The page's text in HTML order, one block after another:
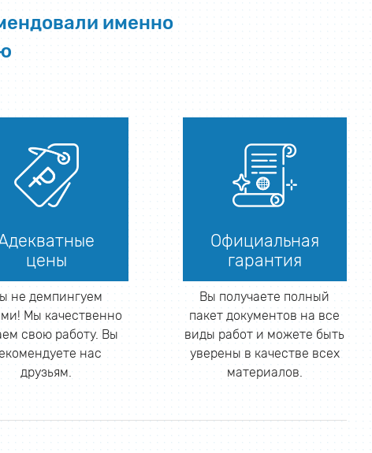
именно
цены
не демпингуем
Мы качественно
свою работу. Вы
нас
друзьям.
Официальная
гарантия
Вы получаете полный
пакет документов на все
виды работ и можете быть
уверены в качестве всех
материалов.